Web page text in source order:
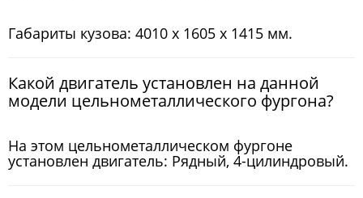
Габариты кузова: 4010 x 1605 x 1415 мм.
Какой двигатель установлен на данной
модели цельнометаллического фургона?
На этом цельнометаллическом фургоне
установлен двигатель: Рядный, 4-цилиндровый.